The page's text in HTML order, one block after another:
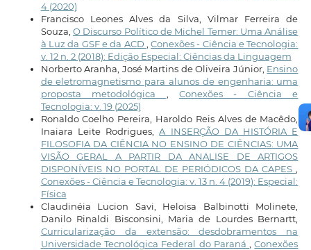
4 (2020)
Francisco Leones Alves da Silva, Vilmar Ferreira de
Souza, O Discurso Político de Michel Temer: Uma Análise
à Luz da GSF e da ACD
,Conexões - Ciência e Tecnologia:
v. 12 n. 2 (2018): Edição Especial: Ciências da Linguagem
Norberto Aranha, José Martins de Oliveira Júnior, Ensino
de eletromagnetismo para alunos de engenharia: uma
proposta metodológica
,Conexões - Ciência e
Tecnologia: v. 19 (2025)
Ronaldo Coelho Pereira, Haroldo Reis Alves de Macêdo,
Inaiara Leite Rodrigues,A INSERÇÃO DA HISTÓRIA E
FILOSOFIA DA CIÊNCIA NO ENSINO DE CIÊNCIAS: UMA
VISÃO GERAL A PARTIR DA ANALISE DE ARTIGOS
DISPONÍVEIS NO PORTAL DE PERIÓDICOS DA CAPES
Conexões - Ciência e Tecnologia: v. 13 n. 4 (2019): Especial:
Física
Claudinéia Lucion Savi, Heloisa Balbinotti Molinete,
Danilo Rinaldi Bisconsini, Maria de Lourdes Bernartt,
Curricularização da extensão: desdobramentos na
Universidade Tecnológica Federal do Paraná
,Conexões